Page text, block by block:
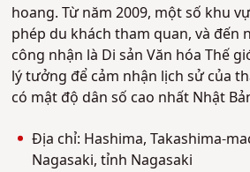
hoang. Từ năm 2009, một số khu
phép du khách tham quan, và đến
công nhận là Di sản Văn hóa Thế
lý tưởng để cảm nhận lịch sử của
có mật độ dân số cao nhất Nhật
Địa chỉ: Hashima, Takashima-
Nagasaki, tỉnh Nagasaki